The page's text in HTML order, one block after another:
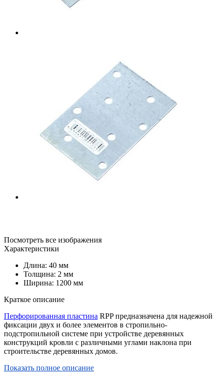
Посмотреть все изображения
Характеристики
Длина: 40 мм
Толщина: 2 мм
Ширина: 1200 мм
Краткое описание
Перфорированная пластина RPP предназначена для надежной
фиксации двух и более элементов в стропильно-
подстропильной системе при устройстве деревянных
конструкций кровли с различными углами наклона при
строительстве деревянных домов.
Показать полное описание